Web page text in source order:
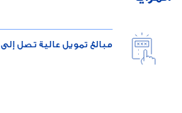
مبالغ تمويل عالية تصل إلى 10 مليون 